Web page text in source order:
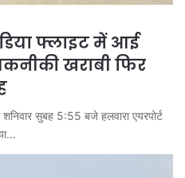
फ्लाइट में आई
खराबी फिर
शनिवार सुबह 5:55 बजे हलवारा एयरपोर्ट